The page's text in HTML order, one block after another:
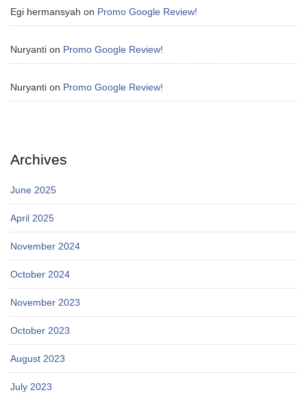
Egi hermansyah on Promo Google Review!
Nuryanti on Promo Google Review!
Nuryanti on Promo Google Review!
Archives
June 2025
April 2025
November 2024
October 2024
November 2023
October 2023
August 2023
July 2023